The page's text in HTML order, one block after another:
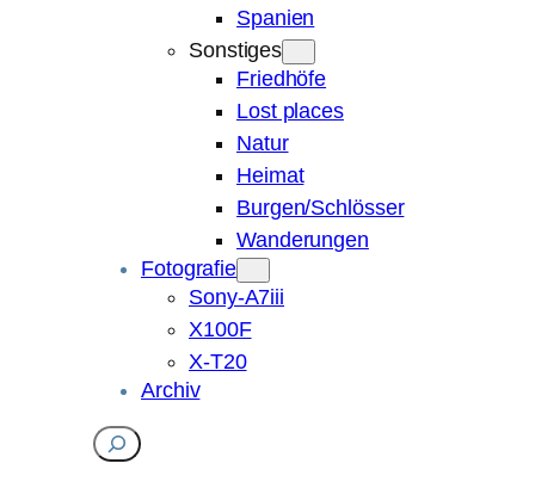
Spanien
Sonstiges
Friedhöfe
Lost places
Natur
Heimat
Burgen/Schlösser
Wanderungen
Fotografie
Sony-A7iii
X100F
X-T20
Archiv
Suchen